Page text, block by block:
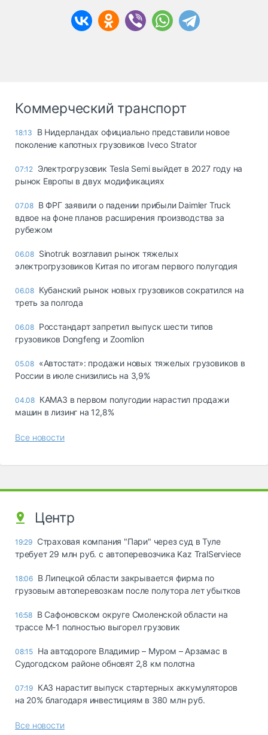
Коммерческий транспорт
18:13
В Нидерландах официально представили новое
поколение капотных грузовиков Iveco Strator
07:12 Электрогрузовик Tesla Semi выйдет в 2027 году на
рынок Европы в двух модификациях
07.08 В ФРГ заявили о падении прибыли Daimler Truck
вдвое на фоне планов расширения производства за
рубежом
06.08 Sinotruk возглавил рынок тяжелых
электрогрузовиков Китая по итогам первого полугодия
06.08 Кубанский рынок новых грузовиков сократился на
треть за полгода
06.08 Росстандарт запретил выпуск шести типов
грузовиков Dongfeng и Zoomlion
05.08 «Автостат»: продажи новых тяжелых грузовиков в
России в июле снизились на 3,9%
04.08 КАМАЗ в первом полугодии нарастил продажи
машин в лизинг на 12,8%
Все новости
Центр
19:29 Страховая компания "Пари" через суд в Туле
требует 29 млн руб. с автоперевозчика Kaz TralServiece
18:06 В Липецкой области закрывается фирма по
грузовым автоперевозкам после полутора лет убытков
16:58 В Сафоновском округе Смоленской области на
трассе М-1 полностью выгорел грузовик
08:15 На автодороге Владимир – Муром – Арзамас в
Судогодском районе обновят 2,8 км полотна
07:19 КАЗ нарастит выпуск стартерных аккумуляторов
на 20% благодаря инвестициям в 380 млн руб.
Все новости